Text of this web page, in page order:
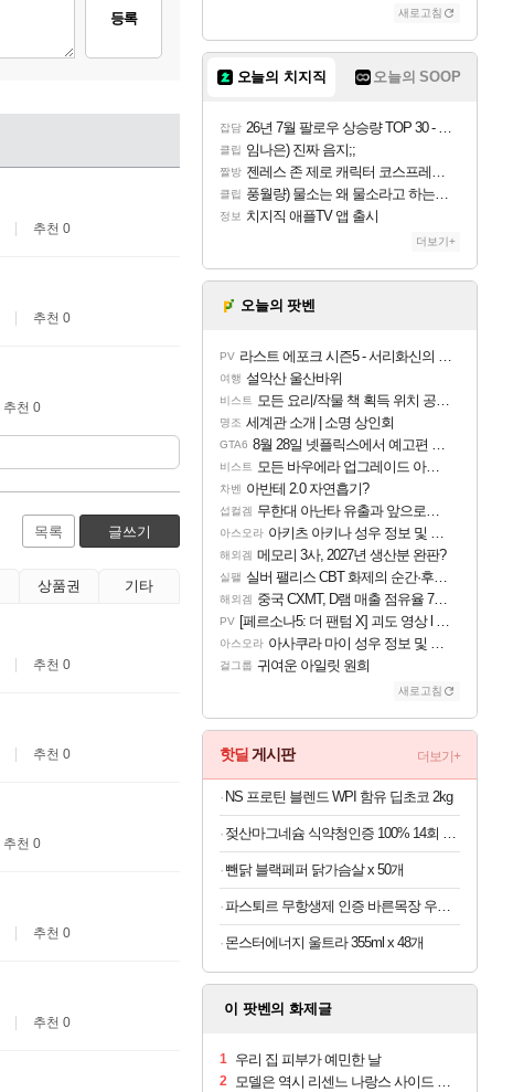
등록
추천 0
추천 0
추천 0
목록 글쓰기
상품권 기타
추천 0
추천 0
추천 0
추천 0
추천 0
새로고침
오늘의 치지직 오늘의 SOOP
잡담 26년 7월 팔로우 상승량 TOP 30 - 월간 치지직
클립 임나은) 진짜 음지;;
짤방 젠레스 존 제로 캐릭터 코스프레한 꽁주
클립 풍월량) 물소는 왜 물소라고 하는거야? 아! 그만 ㅋㅋ 알았어 ㅋㅋ
정보 치지직 애플TV 앱 출시
더보기+
오늘의 팟벤
PV 라스트 에포크 시즌5 - 서리화신의 분노 티저
여행 설악산 울산바위
비스트 모든 요리/작물 책 획득 위치 공략 (36개) - 미식가 도전과제
명조 세계관 소개 | 소명 상인회
GTA6 8월 28일 넷플릭스에서 예고편 공개 예정
비스트 모든 바우에라 업그레이드 아이템 획득 위치 공략 (89개)
차벤 아반테 2.0 자연흡기?
섭컬겜 무한대 아난타 유출과 앞으로의 예상 (루머)
아스오라 아키츠 아키나 성우 정보 및 주요 필모
해외겜 메모리 3사, 2027년 생산분 완판?
실팰 실버 팰리스 CBT 화제의 순간·후기 모음
해외겜 중국 CXMT, D램 매출 점유율 7%…글로벌 4위로 부상
PV [페르소나5: 더 팬텀 X] 괴도 영상 l 타카마키 안·댄싱 스타
아스오라 아사쿠라 마이 성우 정보 및 주요 필모
걸그룹 귀여운 아일릿 원희
새로고침
핫딜 게시판 더보기+
NS 프로틴 블렌드 WPI 함유 딥초코 2kg
젖산마그네슘 식약청인증 100% 14회 x 6박스
뺀닭 블랙페퍼 닭가슴살 x 50개
파스퇴르 무항생제 인증 바른목장 우유 125ml x 24개
몬스터에너지 울트라 355ml x 48개
이 팟벤의 화제글
1 우리 집 피부가 예민한 날
2 모델은 역시 리센느 나랑스 사이드 1.25L 1박스